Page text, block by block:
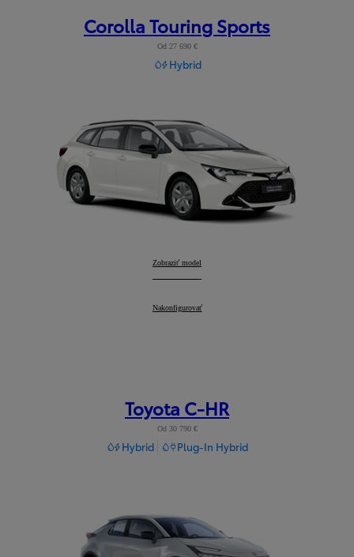
Corolla Touring Sports
Od 27 690 €
Hybrid
Corolla Touring Sports
Zobraziť model
Corolla Touring Sports
Nakonfigurovať
Toyota C-HR
Od 30 790 €
Hybrid Plug-In Hybrid